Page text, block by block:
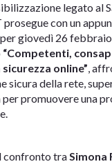
legato al
con un
giovedì 26
“Competenti,
online”,
sicura della rete,
promuovere una
confronto traSimona